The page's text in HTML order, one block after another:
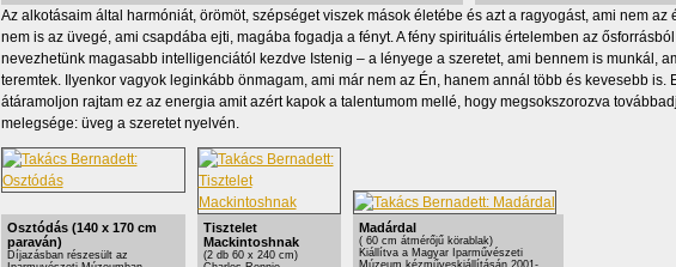
Az alkotásaim által harmóniát, örömöt, szépséget viszek mások életébe és azt a ragyogást, ami nem az
nem is az üvegé, ami csapdába ejti, magába fogadja a fényt. A fény spirituális értelemben az
nevezhetünk magasabb intelligenciától kezdve Istenig – a lényege a szeretet, ami bennem is munkál,
teremtek. Ilyenkor vagyok leginkább önmagam, ami már nem az Én, hanem annál több és kevesebb is.
átáramoljon rajtam ez az energia amit azért kapok a talentumom mellé, hogy megsokszorozva
melegsége: üveg a szeretet nyelvén.
Osztódás (140 x 170 cm
paraván)
Díjazásban részesült az
Tisztelet
Mackintoshnak
(2 db 60 x 240 cm)
Madárdal
( 60 cm átmérőjű körablak)
Kiállítva a Magyar Iparművészeti
Múzeum kézműveskiállításán 2001-